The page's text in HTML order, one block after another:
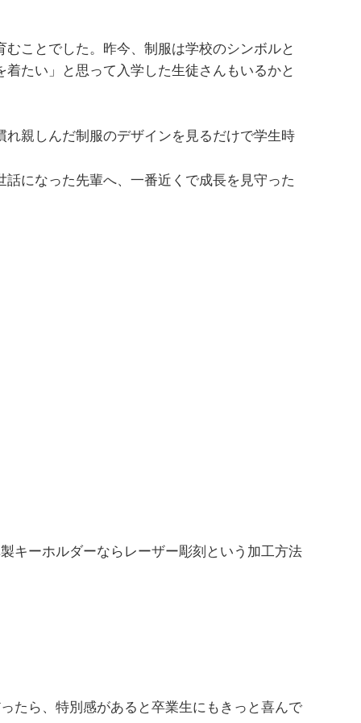
ことでした。 昨今、制服は学校のシンボルと
たい」と思って入学した生徒さんもいるかと
親しんだ制服のデザインを見るだけで学生時
になった先輩へ、一番近くで成長を見守った
キーホルダーならレーザー彫刻という加工方法
たら、特別感があると卒業生にもきっと喜んで